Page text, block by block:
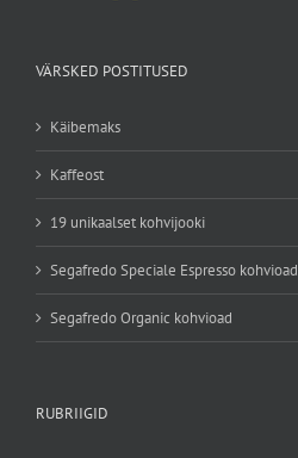
VÄRSKED POSTITUSED
Käibemaks
Kaffeost
19 unikaalset kohvijooki
Segafredo Speciale Espresso kohvioad
Segafredo Organic kohvioad
RUBRIIGID